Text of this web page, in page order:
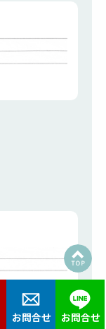
お問合せ お問合せ